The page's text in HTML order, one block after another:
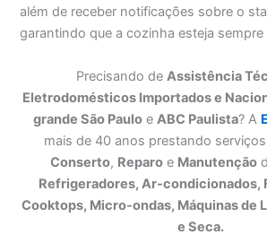
além de receber notificações sobre o
garantindo que a cozinha esteja sempre
Precisando de Assistência
Eletrodomésticos Importados e
grande São Paulo e ABC Paulista? A
mais de 40 anos prestando
Conserto, Reparo e Manutenção
Refrigeradores, Ar-condicionados,
Cooktops, Micro-ondas, Máquinas de
e Seca.